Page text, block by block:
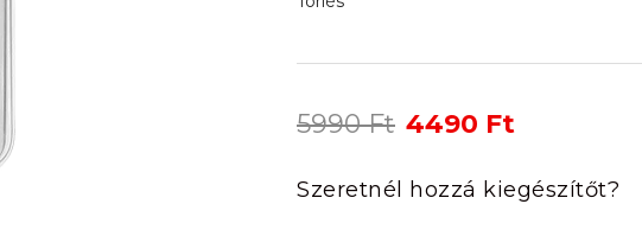
5990Ft Original
was:
5990 Ft.
4490 Ft
is:
4490 Ft.
Szeretnél hozzá kiegészítőt?